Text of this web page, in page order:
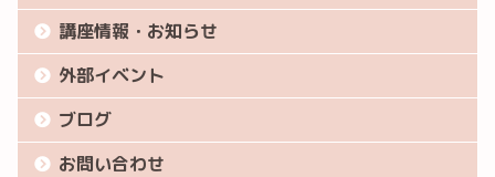
講座情報・お知らせ
外部イベント
ブログ
お問い合わせ